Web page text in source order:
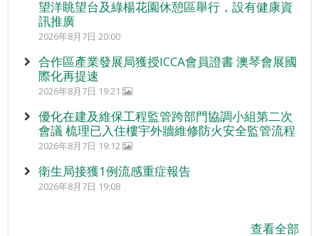
望洋眺望台及綠楊花園休憩區舉行，設有健康資
訊推廣
2026年8月7日 20:00
合作區產業發展局獲授ICCA會員證書 澳琴會展國
際化再提速
2026年8月7日 19:21
優化在建及維保工程監管跨部門協調小組第二次
會議 梳理已入住樓宇外牆維修防火安全監管流程
2026年8月7日 19:12
衛生局接獲1例流感重症報告
2026年8月7日 19:08
查看全部